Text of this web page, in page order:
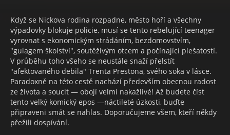
Když se Nickova rodina rozpadne, město hoří a všechny
výpadovky blokuje policie, musí se tento rebelující teenager
vyrovnat s ekonomickým strádáním, bezdomovstvím,
"gulagem školství", soutěživým otcem a počínající plešatostí.
V průběhu toho všeho se neustále snaží přelstít
"afektovaného debila" Trenta Prestona, svého soka v lásce.
Paradoxně na této cestě nachází především obecnou radost
ze života a soucit — obojí velmi nakažlivé! Až budete číst
tento velký komický epos —náctileté úzkosti, buďte
připraveni smát se nahlas. Doporučujeme všem, kteří někdy
přežili dospívání.